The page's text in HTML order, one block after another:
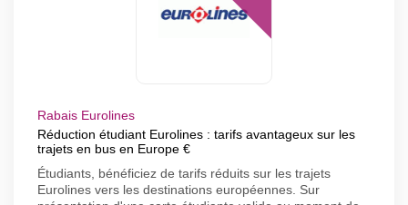
Rabais Eurolines
Réduction étudiant Eurolines : tarifs avantageux sur les
trajets en bus en Europe €
Étudiants, bénéficiez de tarifs réduits sur les trajets
Eurolines vers les destinations européennes. Sur